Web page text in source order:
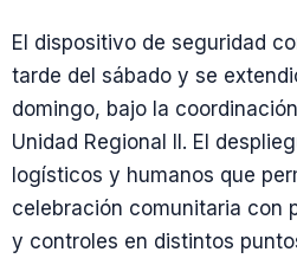
El dispositivo de seguridad
tarde del sábado y se
domingo, bajo la
Unidad Regional II. El
logísticos y humanos que
celebración comunitaria con
y controles en distintos